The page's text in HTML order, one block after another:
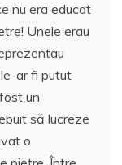
nu era educat
Unele erau
ar fi putut
un
să lucreze
o